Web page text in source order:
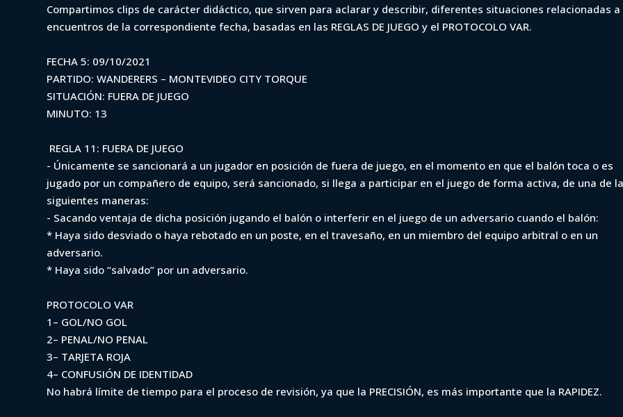
VAR - Clausura 2021 -
vs MVD City Torque (min. 13)
Iniciá sesión para ver
Compartimos clips de carácter didáctico, que sirven para aclarar y describir, diferentes situaciones relacionadas a
encuentros de la correspondiente fecha, basadas en las REGLAS DE JUEGO y el PROTOCOLO VAR.
FECHA 5: 09/10/2021
PARTIDO: WANDERERS – MONTEVIDEO CITY TORQUE
SITUACIÓN: FUERA DE JUEGO
MINUTO: 13
REGLA 11: FUERA DE JUEGO
- Únicamente se sancionará a un jugador en posición de fuera de juego, en el momento en que el balón toca o es
jugado por un compañero de equipo, será sancionado, si llega a participar en el juego de forma activa, de una de
siguientes maneras:
- Sacando ventaja de dicha posición jugando el balón o interferir en el juego de un adversario cuando el balón:
* Haya sido desviado o haya rebotado en un poste, en el travesaño, en un miembro del equipo arbitral o en un
adversario.
* Haya sido “salvado” por un adversario.
PROTOCOLO VAR
1– GOL/NO GOL
2– PENAL/NO PENAL
3– TARJETA ROJA
4– CONFUSIÓN DE IDENTIDAD
No habrá límite de tiempo para el proceso de revisión, ya que la PRECISIÓN, es más importante que la RAPIDEZ.